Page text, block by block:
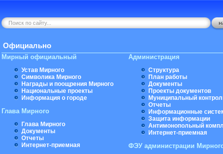
Официально
Мирный официальный
Устав Мирного
Символика Мирного
Награды и поощрения Мирного
Национальные проекты
Информация о городе
Глава Мирного
Глава Мирного
Документы
Отчеты
Интернет-приемная
Администрация
Структура
План работы
Документы
Проекты документов
Муниципальный
Отчеты
Информационные
Защита информации
Антимонопольный
Интернет-приемная
ФЭУ администрации